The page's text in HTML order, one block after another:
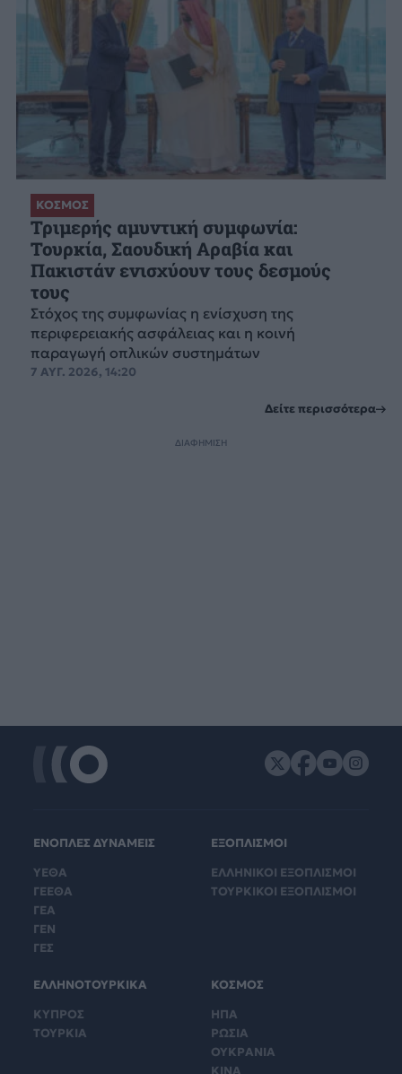
ΚΟΣΜΟΣ
Τριμερής αμυντική συμφωνία:
Τουρκία, Σαουδική Αραβία και
Πακιστάν ενισχύουν τους δεσμούς
τους
Στόχος της συμφωνίας η ενίσχυση της
περιφερειακής ασφάλειας και η κοινή
παραγωγή οπλικών συστημάτων
7 ΑΥΓ. 2026, 14:20
Δείτε περισσότερα
ΔΙΑΦΗΜΙΣΗ
ΕΝΟΠΛΕΣ ΔΥΝΑΜΕΙΣ
ΥΕΘΑ
ΓΕΕΘΑ
ΓΕΑ
ΓΕΝ
ΓΕΣ
ΕΞΟΠΛΙΣΜΟΙ
ΕΛΛΗΝΙΚΟΙ ΕΞΟΠΛΙΣΜΟΙ
ΤΟΥΡΚΙΚΟΙ ΕΞΟΠΛΙΣΜΟΙ
ΕΛΛΗΝΟΤΟΥΡΚΙΚΑ
ΚΥΠΡΟΣ
ΤΟΥΡΚΙΑ
ΚΟΣΜΟΣ
ΗΠΑ
ΡΩΣΙΑ
ΟΥΚΡΑΝΙΑ
ΚΙΝΑ